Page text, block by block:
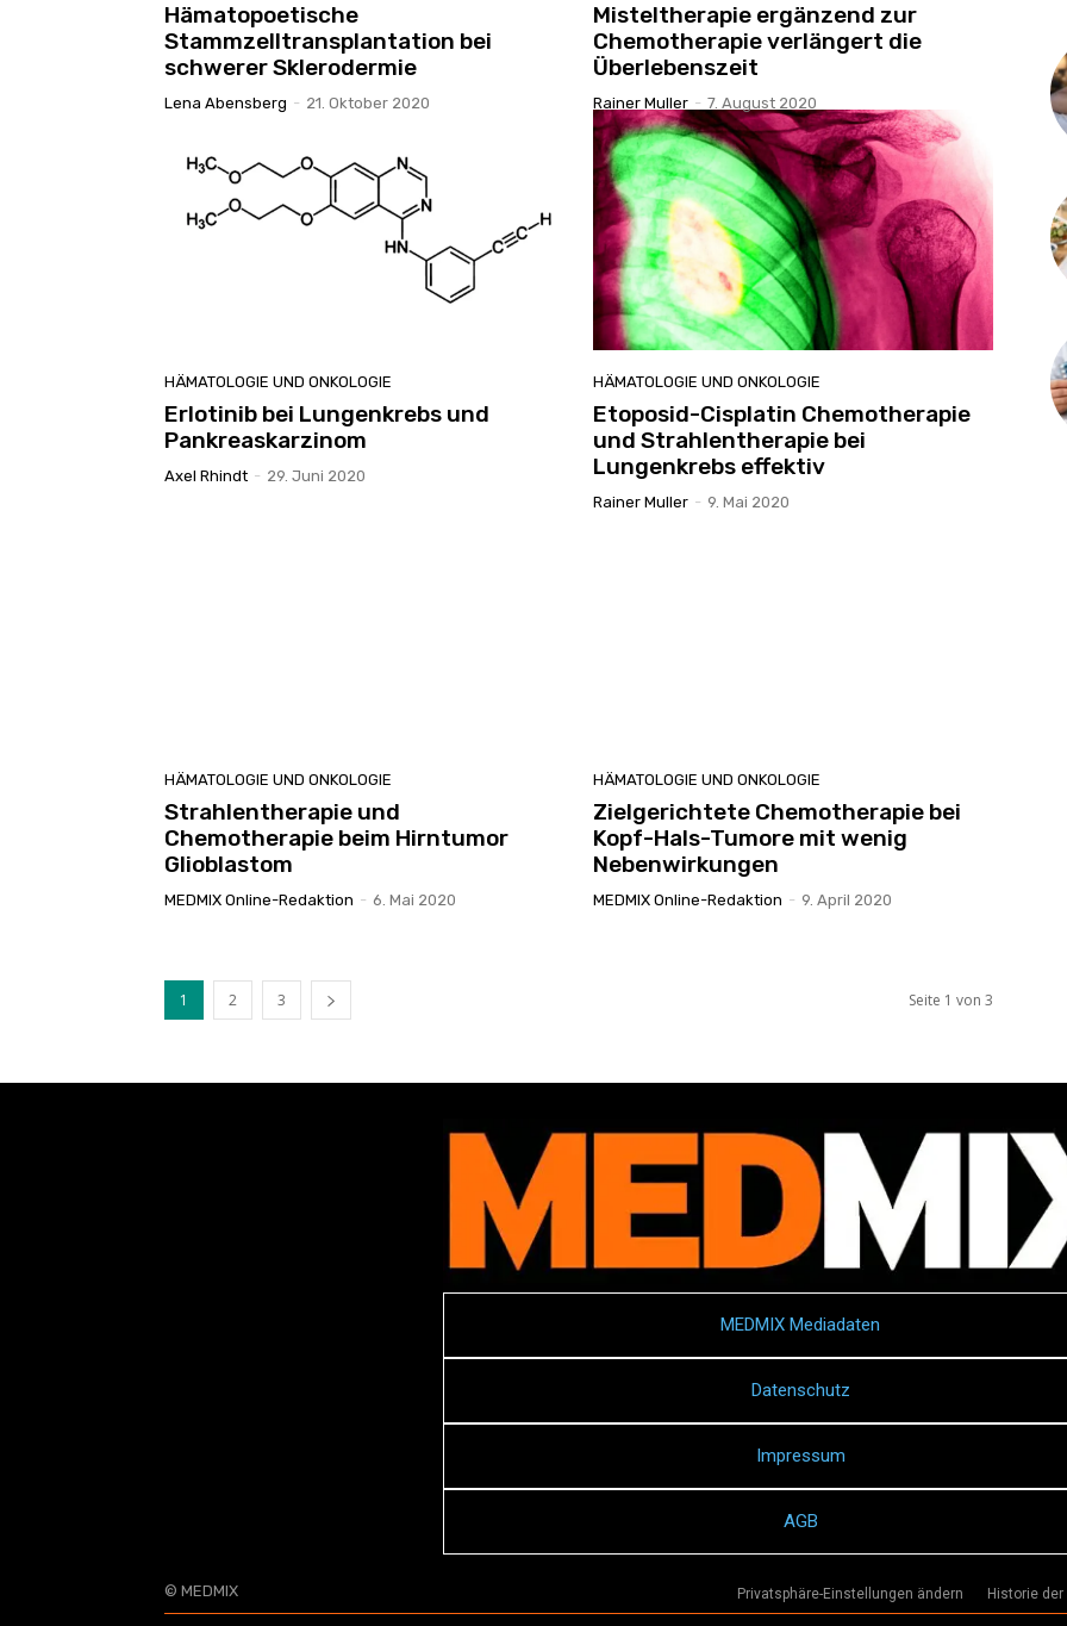
Hämatopoetische
Stammzelltransplantation bei
schwerer Sklerodermie
Lena Abensberg - 21. Oktober 2020
Misteltherapie ergänzend zur
Chemotherapie verlängert die
Überlebenszeit
Rainer Muller - 7. August 2020
HÄMATOLOGIE UND ONKOLOGIE
Erlotinib bei Lungenkrebs und
Pankreaskarzinom
Axel Rhindt - 29. Juni 2020
HÄMATOLOGIE UND ONKOLOGIE
Etoposid-Cisplatin Chemotherapie
und Strahlentherapie bei
Lungenkrebs effektiv
Rainer Muller - 9. Mai 2020
HÄMATOLOGIE UND ONKOLOGIE
Strahlentherapie und
Chemotherapie beim Hirntumor
Glioblastom
MEDMIX Online-Redaktion - 6. Mai 2020
HÄMATOLOGIE UND ONKOLOGIE
Zielgerichtete Chemotherapie bei
Kopf-Hals-Tumore mit wenig
Nebenwirkungen
MEDMIX Online-Redaktion - 9. April 2020
1 2 3 Seite 1 von 3
MEDMIX Mediadaten
Datenschutz
Impressum
AGB
© MEDMIX Privatsphäre-Einstellungen ändern Historie